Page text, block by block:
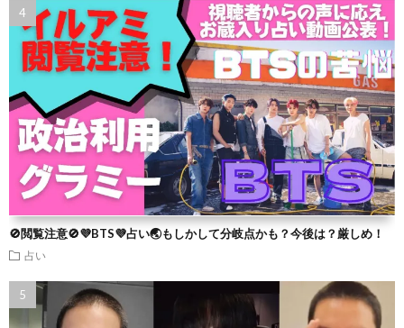
🚫閲覧注意🚫💜BTS💜占い🌏もしかして分岐点かも？今後は？厳しめ！
占い